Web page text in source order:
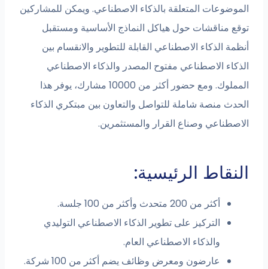
الموضوعات المتعلقة بالذكاء الاصطناعي. ويمكن للمشاركين
توقع مناقشات حول هياكل النماذج الأساسية ومستقبل
أنظمة الذكاء الاصطناعي القابلة للتطوير والانقسام بين
الذكاء الاصطناعي مفتوح المصدر والذكاء الاصطناعي
المملوك. ومع حضور أكثر من 10000 مشارك، يوفر هذا
الحدث منصة شاملة للتواصل والتعاون بين مبتكري الذكاء
الاصطناعي وصناع القرار والمستثمرين.
النقاط الرئيسية:
أكثر من 200 متحدث وأكثر من 100 جلسة.
التركيز على تطوير الذكاء الاصطناعي التوليدي
والذكاء الاصطناعي العام.
عارضون ومعرض وظائف يضم أكثر من 100 شركة.